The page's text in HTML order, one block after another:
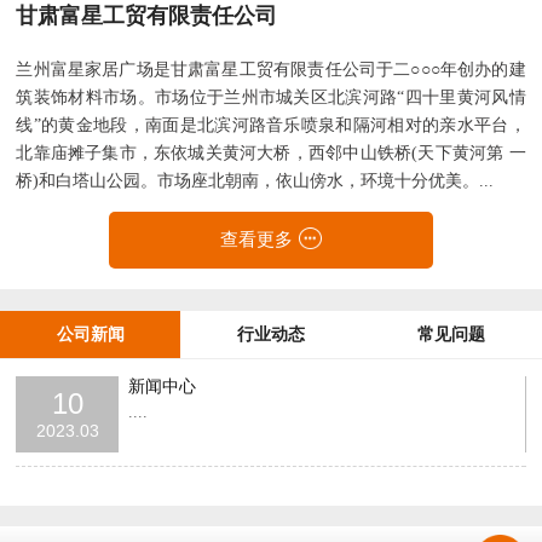
甘肃富星工贸有限责任公司
兰州富星家居广场是甘肃富星工贸有限责任公司于二○○○年创办的建
筑装饰材料市场。市场位于兰州市城关区北滨河路“四十里黄河风情
线”的黄金地段，南面是北滨河路音乐喷泉和隔河相对的亲水平台，
北靠庙摊子集市，东依城关黄河大桥，西邻中山铁桥(天下黄河第 一
桥)和白塔山公园。市场座北朝南，依山傍水，环境十分优美。...
查看更多
公司新闻 行业动态 常见问题
10
2023.03
新闻中心
....